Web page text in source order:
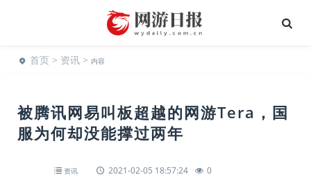
首页 > 资讯 > 内容
被腾讯网易叫板超越的网游Tera，国
服为何却没能撑过两年
资讯 2021-02-05 18:57:24 0